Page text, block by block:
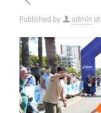
Published by admin at